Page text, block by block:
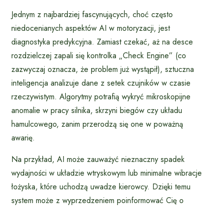
Jednym z najbardziej fascynujących, choć często
niedocenianych aspektów AI w motoryzacji, jest
diagnostyka predykcyjna. Zamiast czekać, aż na desce
rozdzielczej zapali się kontrolka „Check Engine” (co
zazwyczaj oznacza, że problem już wystąpił), sztuczna
inteligencja analizuje dane z setek czujników w czasie
rzeczywistym. Algorytmy potrafią wykryć mikroskopijne
anomalie w pracy silnika, skrzyni biegów czy układu
hamulcowego, zanim przerodzą się one w poważną
awarię.
Na przykład, AI może zauważyć nieznaczny spadek
wydajności w układzie wtryskowym lub minimalne wibracje
łożyska, które uchodzą uwadze kierowcy. Dzięki temu
system może z wyprzedzeniem poinformować Cię o